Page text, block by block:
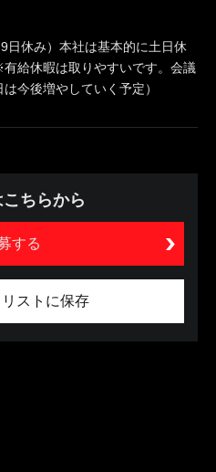
休み）本社は基本的に土日休
給休暇は取りやすいです。会議
今後増やしていく予定）
ちらから
する
ストに保存